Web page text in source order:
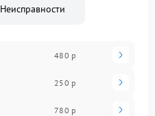
Неисправности
480 р
250 р
780 р